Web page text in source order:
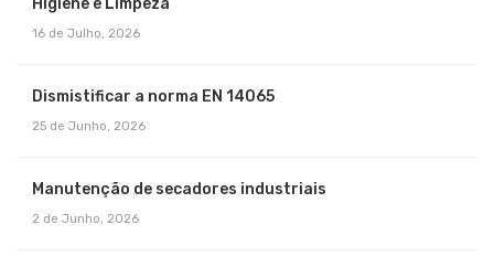
Higiene e Limpeza
16 de Julho, 2026
Dismistificar a norma EN 14065
25 de Junho, 2026
Manutenção de secadores industriais
2 de Junho, 2026